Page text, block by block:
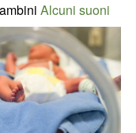
Alcuni suoni